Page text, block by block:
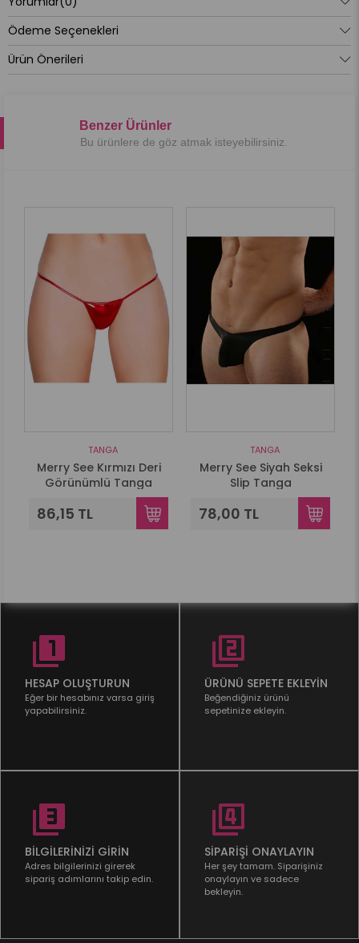
Ödeme Seçenekleri
Ürün Önerileri
Benzer Ürünler
TANGA
Merry See Kırmızı Deri
Görünümlü Tanga
86,15 TL
TANGA
Merry See Siyah Seksi
Slip Tanga
78,00 TL
HESAP OLUŞTURUN
Eğer bir hesabınız varsa giriş
yapabilirsiniz.
ÜRÜNÜ SEPETE EKLEYİN
Beğendiğiniz ürünü
sepetinize ekleyin.
BİLGİLERİNİZİ GİRİN
Adres bilgilerinizi girerek
sipariş adımlarını takip edin.
SİPARİŞİ ONAYLAYIN
Her şey tamam. Siparişiniz
onaylayın ve sadece
bekleyin.